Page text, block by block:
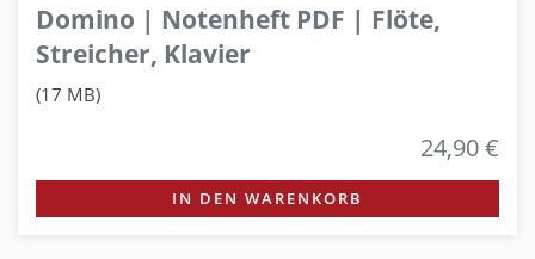
Domino | Notenheft PDF | Flöte,
Streicher, Klavier
(17 MB)
24,90 €
IN DEN WARENKORB